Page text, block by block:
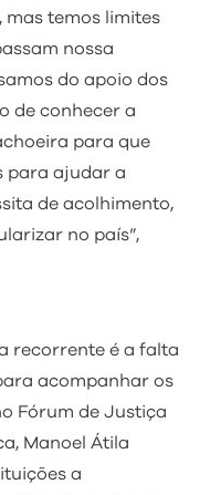
mas temos limites
nossa
do apoio dos
de conhecer a
para que
para ajudar a
de acolhimento,
no país”,
recorrente é a falta
acompanhar os
Fórum de Justiça
Manoel Átila
a